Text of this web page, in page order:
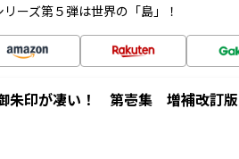
リーズ第５弾は世界の「島」！
朱印が凄い！ 第壱集 増補改訂版